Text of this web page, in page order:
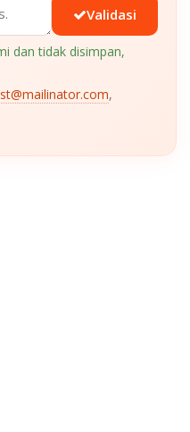
Validasi
dan tidak disimpan,
,